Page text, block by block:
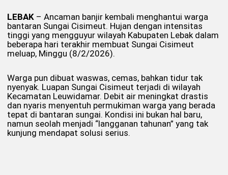
LEBAK – Ancaman banjir kembali menghantui warga
bantaran Sungai Cisimeut. Hujan dengan intensitas
tinggi yang mengguyur wilayah Kabupaten Lebak dalam
beberapa hari terakhir membuat Sungai Cisimeut
meluap, Minggu (8/2/2026).
Warga pun dibuat waswas, cemas, bahkan tidur tak
nyenyak. Luapan Sungai Cisimeut terjadi di wilayah
Kecamatan Leuwidamar. Debit air meningkat drastis
dan nyaris menyentuh permukiman warga yang berada
tepat di bantaran sungai. Kondisi ini bukan hal baru,
namun seolah menjadi “langganan tahunan” yang tak
kunjung mendapat solusi serius.